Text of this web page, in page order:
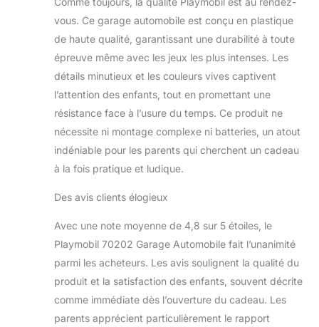
vous. Ce garage automobile est conçu en plastique
de haute qualité, garantissant une durabilité à toute
épreuve même avec les jeux les plus intenses. Les
détails minutieux et les couleurs vives captivent
l’attention des enfants, tout en promettant une
résistance face à l’usure du temps. Ce produit ne
nécessite ni montage complexe ni batteries, un atout
indéniable pour les parents qui cherchent un cadeau
à la fois pratique et ludique.
Des avis clients élogieux
Avec une note moyenne de 4,8 sur 5 étoiles, le
Playmobil 70202 Garage Automobile fait l’unanimité
parmi les acheteurs. Les avis soulignent la qualité du
produit et la satisfaction des enfants, souvent décrite
comme immédiate dès l’ouverture du cadeau. Les
parents apprécient particulièrement le rapport